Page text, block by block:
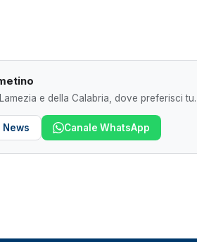
e della Calabria, dove preferisci tu.
News Canale WhatsApp